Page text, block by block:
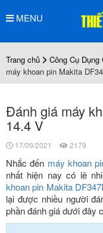
MENU
Trang chủ Công Cụ Dụng
máy khoan pin Makita
Đánh giá máy
14.4 V
17/09/2021 2179
Nhắc đến máy khoan
nhất hiện nay có lẽ
khoan pin Makita
lại được nhiều người
phần đánh giá dưới đây